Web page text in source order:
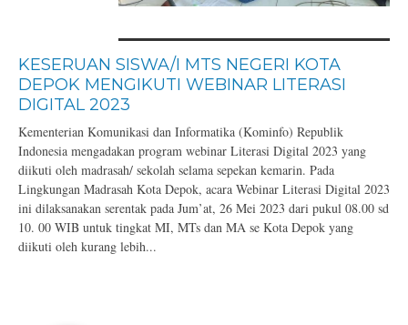
KESERUAN SISWA/I MTS NEGERI KOTA
DEPOK MENGIKUTI WEBINAR LITERASI
DIGITAL 2023
Kementerian Komunikasi dan Informatika (Kominfo) Republik
Indonesia mengadakan program webinar Literasi Digital 2023 yang
diikuti oleh madrasah/ sekolah selama sepekan kemarin. Pada
Lingkungan Madrasah Kota Depok, acara Webinar Literasi Digital 2023
ini dilaksanakan serentak pada Jum’at, 26 Mei 2023 dari pukul 08.00 sd
10. 00 WIB untuk tingkat MI, MTs dan MA se Kota Depok yang
diikuti oleh kurang lebih...